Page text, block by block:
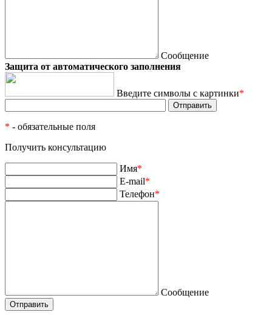
Сообщение
Защита от автоматического заполнения
Введите символы с картинки*
* - обязательные поля
Получить консультацию
Имя*
E-mail*
Телефон*
Сообщение